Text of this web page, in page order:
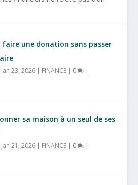
faire une donation sans passer
Jan 23, 2026 | FINANCE | 0 |
sa maison à un seul de ses
Jan 21, 2026 | FINANCE | 0 |